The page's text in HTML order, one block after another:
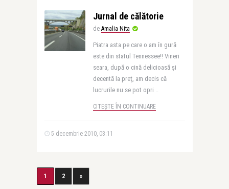
Jurnal de călătorie
de Amalia Nita
Piatra asta pe care o am în gură
este din statul Tennessee!! Vineri
seara, după o cină delicioasă şi
decentă la preţ, am decis că
lucrurile nu se pot opri ..
CITEȘTE ÎN CONTINUARE
5 decembrie 2010, 03:11
1 2 »